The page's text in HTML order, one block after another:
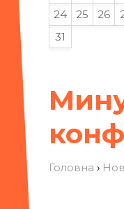
Головна ›
24
25 26
31